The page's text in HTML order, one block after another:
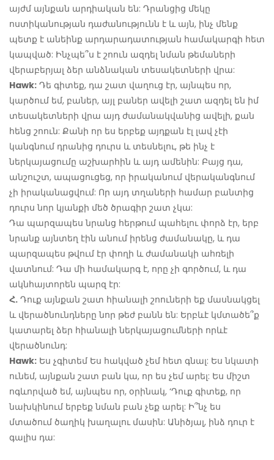
այժմ այնքան արդիական են: Դրանցից մեկը
ոստիկանության դաժանությունն է և այն, ինչ մենք
պետք է անեինք արդարադատության համակարգի հետ
կապված: Ինչպե՞ս է շոուն ազդել նման թեմաների
վերաբերյալ ձեր անձնական տեսակետների վրա:
Hawk: Դե գիտեք, դա շատ վաղուց էր, այնպես որ,
կարծում եմ, բաներ, այլ բաներ ավելի շատ ազդել են իմ
տեսակետների վրա այդ ժամանակվանից ավելի, քան
հենց շոուն: Քանի որ ես երբեք այդքան էլ լավ չէի
կանգնում դրանից դուրս և տեսնելու, թե ինչ է
ներկայացումը աշխարհին և այդ ամենին: Բայց դա,
անշուշտ, ապացուցեց, որ իրականում վերականգնում
չի իրականացվում: Որ այդ տղաների համար բանտից
դուրս նոր կյանքի մեծ ծրագիր շատ չկա:
Դա պարզապես նրանց հերթում պահելու փորձ էր, երբ
նրանք այնտեղ էին անում իրենց ժամանակը, և դա
պարզապես թվում էր փողի և ժամանակի ահռելի
վատնում: Դա մի համակարգ է, որը չի գործում, և դա
ակնհայտորեն պարզ էր:
Հ. Դուք այնքան շատ հիանալի շոուների եք մասնակցել
և վերածնունդները նոր թեժ բանն են: Երբևէ կմտածե՞ք
կատարել ձեր հիանալի ներկայացումների որևէ
վերածնունդ:
Hawk: Ես չգիտեմ Ես հակված չեմ հետ գնալ: Ես նկատի
ունեմ, այնքան շատ բան կա, որ ես չեմ արել: Ես միշտ
ոգևորված եմ, այնպես որ, օրինակ, ‘Դուք գիտեք, որ
նախկինում երբեք նման բան չեք արել: Ի՞նչ ես
մտածում ծաղիկ խաղալու մասին: Անիծյալ, ինձ դուր է
գալիս դա: